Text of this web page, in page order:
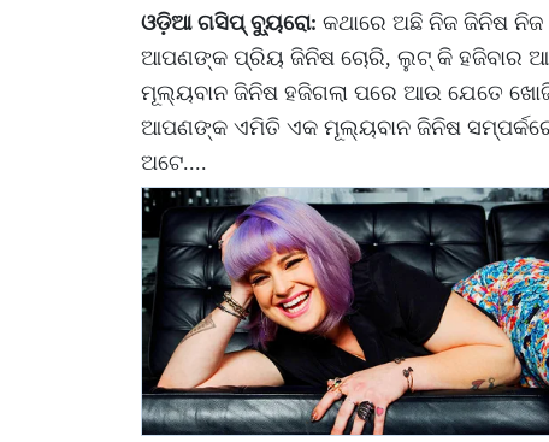
ଓଡ଼ିଆ ଗସିପ୍ ବ୍ୟୁରୋ: କଥାରେ ଅଛି ନିଜ ଜିନିଷ
ଆପଣଙ୍କ ପ୍ରିୟ ଜିନିଷ ଚୋରି, ଲୁଟ୍ କି ହଜିବାର
ମୂଲ୍ୟବାନ ଜିନିଷ ହଜିଗଲା ପରେ ଆଉ ଯେତେ
ଆପଣଙ୍କ ଏମିତି ଏକ ମୂଲ୍ୟବାନ ଜିନିଷ ସମ୍ପର୍କରେ
ଅଟେ....